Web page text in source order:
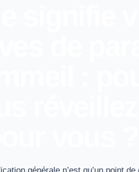
générale n’est qu’un point